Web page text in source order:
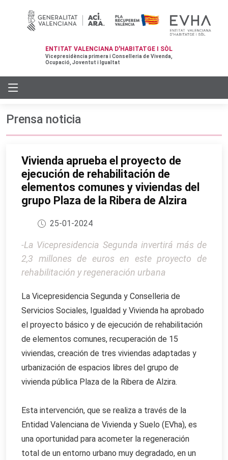
ENTITAT VALENCIANA D'HABITATGE I SÒL
Vicepresidència primera i Conselleria de Vivenda,
Ocupació, Joventut i Igualtat
Prensa noticia
Vivienda aprueba el proyecto de
ejecución de rehabilitación de
elementos comunes y viviendas del
grupo Plaza de la Ribera de Alzira
25-01-2024
-La Vicepresidencia Segunda invertirá más de
2,3 millones de euros en este proyecto de
rehabilitación y regeneración urbana
La Vicepresidencia Segunda y Conselleria de
Servicios Sociales, Igualdad y Vivienda ha aprobado
el proyecto básico y de ejecución de rehabilitación
de elementos comunes, recuperación de 15
viviendas, creación de tres viviendas adaptadas y
urbanización de espacios libres del grupo de
vivienda pública Plaza de la Ribera de Alzira.
Esta intervención, que se realiza a través de la
Entidad Valenciana de Vivienda y Suelo (EVha), es
una oportunidad para acometer la regeneración
total de un entorno urbano muy degradado, en un